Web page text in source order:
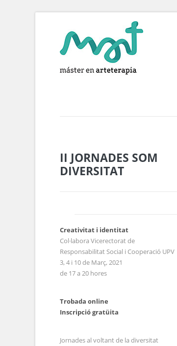
II JORNADES SOM
DIVERSITAT
Creativitat i identitat
Col·labora Vicerectorat de
Responsabilitat Social i Cooperació UPV
3, 4 i 10 de Març, 2021
de 17 a 20 hores
Trobada online
Inscripció gratüita
Jornades al voltant de la diversitat